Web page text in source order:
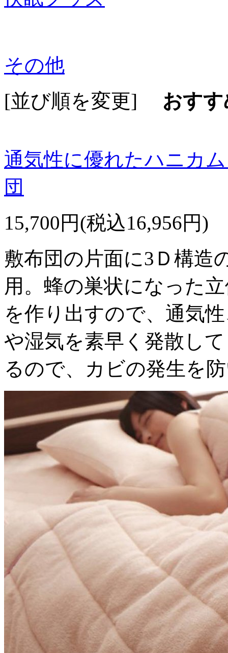
その他
[並び順を変更] おす
通気性に優れたハニカ
団
15,700円(税込16,956円)
敷布団の片面に3Ｄ構造
用。蜂の巣状になった
を作り出すので、通気
や湿気を素早く発散し
るので、カビの発生を